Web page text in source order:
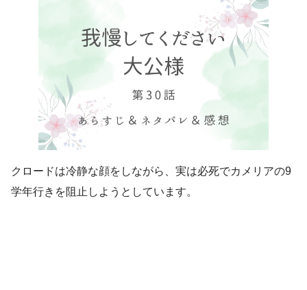
クロードは冷静な顔をしながら、実は必死でカメリアの9
学年行きを阻止しようとしています。